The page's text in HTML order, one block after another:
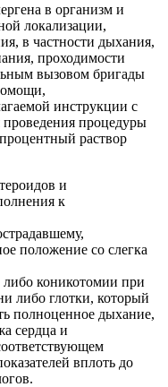
в организм и
локализации,
в частности дыхания,
проходимости
вызовом бригады
инструкции с
проведения процедуры
раствор
и
к
положение со слегка
коникотомии при
либо глотки, который
полноценное дыхание,
сердца и
вплоть до